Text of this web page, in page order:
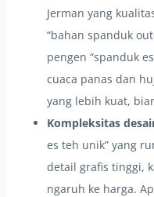
Jerman yang
“bahan spanduk
pengen “spanduk
cuaca panas dan
yang lebih kuat,
Kompleksitas
es teh unik” yang
detail grafis tinggi,
ngaruh ke harga.